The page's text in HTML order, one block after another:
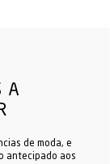
de moda, e
antecipado aos